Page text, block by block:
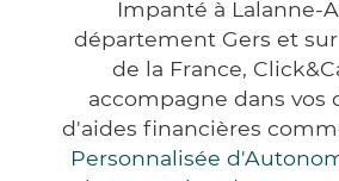
Impanté à Lalanne-
département Gers et
de la France,
accompagne dans vos
d'aides financières
Personnalisée